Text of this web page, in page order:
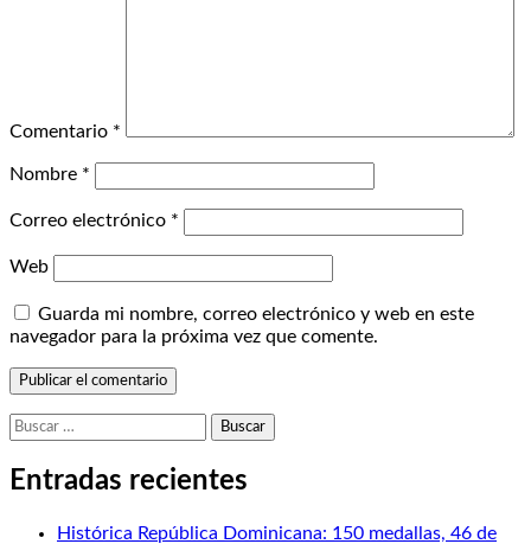
Comentario *
Nombre *
Correo electrónico *
Web
Guarda mi nombre, correo electrónico y web en este
navegador para la próxima vez que comente.
Buscar:
Entradas recientes
Histórica República Dominicana: 150 medallas, 46 de